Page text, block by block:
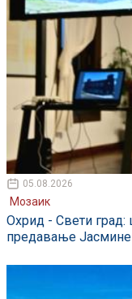
05.08.2026
Мозаик
Охрид - Свети град:
предавање